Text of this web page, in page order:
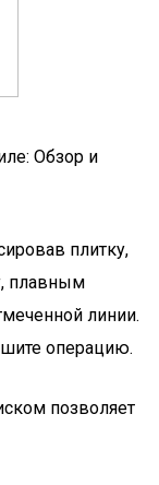
Обзор и
плитку,
плавным
линии.
операцию.
позволяет